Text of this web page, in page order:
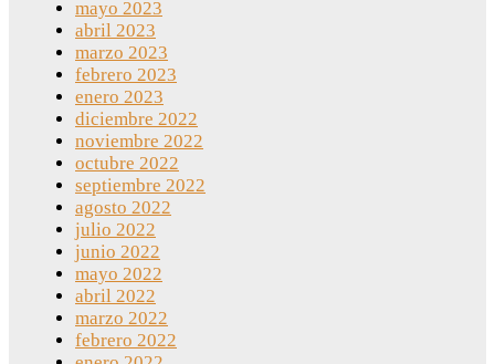
mayo 2023
abril 2023
marzo 2023
febrero 2023
enero 2023
diciembre 2022
noviembre 2022
octubre 2022
septiembre 2022
agosto 2022
julio 2022
junio 2022
mayo 2022
abril 2022
marzo 2022
febrero 2022